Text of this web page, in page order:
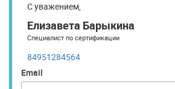
С уважением,
Елизавета Барыкина
Специалист по сертификации
84951284564
Email